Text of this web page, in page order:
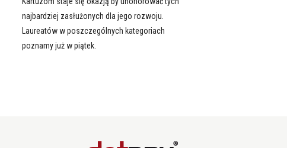
najbardziej zasłużonych dla jego rozwoju.
Laureatów w poszczególnych kategoriach
poznamy już w piątek.